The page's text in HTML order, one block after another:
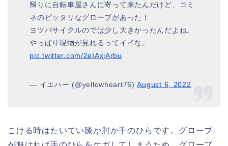
帰りに自転車屋さんに寄って来たんだけど、コミ
ネのピッタリなグローブがあった！
ヨツバサイクルのでは少し大きかったんだよね。
やっぱり現物が見れるってイイな。
pic.twitter.com/2eIAxjArbu
— イエハー (@yellowheart76)August 6, 2022
こける時はたいてい膝か肘か手のひらです。グローブ